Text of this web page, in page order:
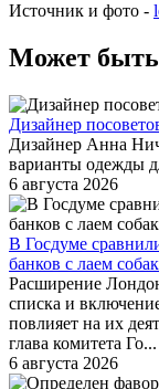
Источник и фото -
Может быть
Дизайнер
Дизайнер Анна
варианты одежды
6 августа 2026
В Госдуме
банков с лаем собак
Расширение
списка и
повлияет на их
глава комитета Го...
6 августа 2026